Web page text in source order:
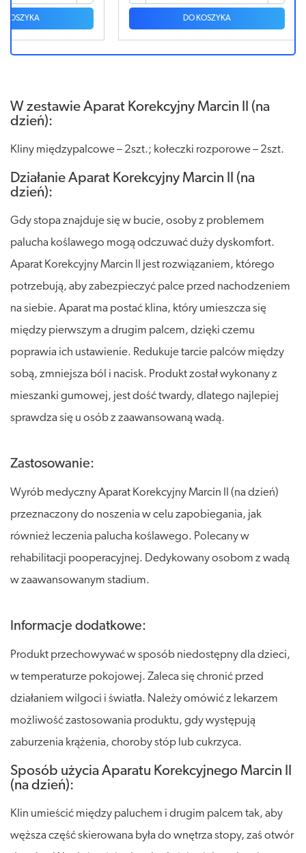
W zestawie Aparat Korekcyjny Marcin II (na
dzień):
Kliny międzypalcowe – 2szt.; kołeczki rozporowe – 2szt.
Działanie Aparat Korekcyjny Marcin II (na
dzień):
Gdy stopa znajduje się w bucie, osoby z problemem
palucha koślawego mogą odczuwać duży dyskomfort.
Aparat Korekcyjny Marcin II jest rozwiązaniem, którego
potrzebują, aby zabezpieczyć palce przed nachodzeniem
na siebie. Aparat ma postać klina, który umieszcza się
między pierwszym a drugim palcem, dzięki czemu
poprawia ich ustawienie. Redukuje tarcie palców między
sobą, zmniejsza ból i nacisk. Produkt został wykonany z
mieszanki gumowej, jest dość twardy, dlatego najlepiej
sprawdza się u osób z zaawansowaną wadą.
Zastosowanie:
Wyrób medyczny Aparat Korekcyjny Marcin II (na dzień)
przeznaczony do noszenia w celu zapobiegania, jak
również leczenia palucha koślawego. Polecany w
rehabilitacji pooperacyjnej. Dedykowany osobom z wadą
w zaawansowanym stadium.
Informacje dodatkowe:
Produkt przechowywać w sposób niedostępny dla dzieci,
w temperaturze pokojowej. Zaleca się chronić przed
działaniem wilgoci i światła. Należy omówić z lekarzem
możliwość zastosowania produktu, gdy występują
zaburzenia krążenia, choroby stóp lub cukrzyca.
Sposób użycia Aparatu Korekcyjnego Marcin II
(na dzień):
Klin umieścić między paluchem i drugim palcem tak, aby
węższa część skierowana była do wnętrza stopy, zaś otwór